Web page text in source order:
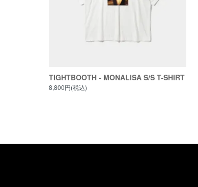
TIGHTBOOTH - MONALISA S/S T-SHIRT
8,800円(税込)